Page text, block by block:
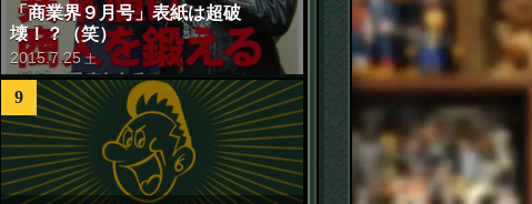
「商業界９月号」表紙は超破
壊！？（笑）
2015.7.25 土
9